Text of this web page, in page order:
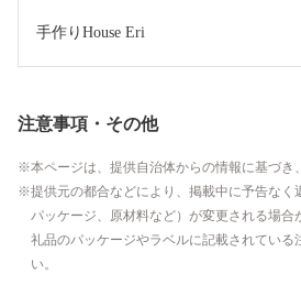
手作りHouse Eri
注意事項・その他
本ページは、提供自治体からの情報に基づき
提供元の都合などにより、掲載中に予告なく
パッケージ、原材料など）が変更される場合
礼品のパッケージやラベルに記載されている
い。